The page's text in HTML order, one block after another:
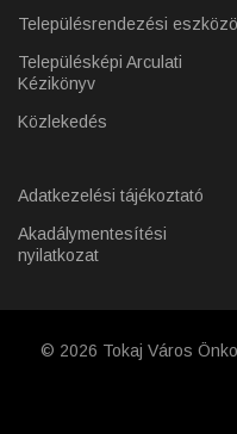
Településrendezési
Településképi Arculati
Kézikönyv
Közlekedés
Adatkezelési tájékoztató
Akadálymentesítési
nyilatkozat
© 2026 Tokaj Város